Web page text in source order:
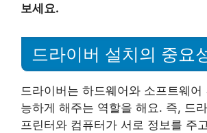
보세요.
드라이버 설치의 중요
드라이버는 하드웨어와 소프트웨어
능하게 해주는 역할을 해요. 즉, 드
프린터와 컴퓨터가 서로 정보를 주